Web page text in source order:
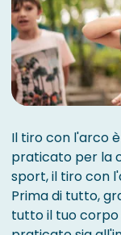
Il tiro con l'arco
praticato per la
sport, il tiro con
Prima di tutto,
tutto il tuo corpo